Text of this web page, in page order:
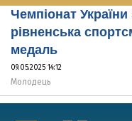
Чемпіонат
рівненська
медаль
09.05.2025 14:12
Молодець